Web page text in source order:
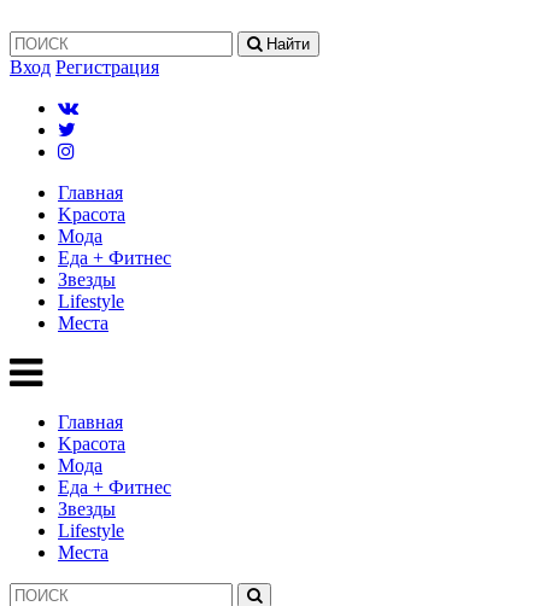
Найти
Вход Регистрация
Главная
Kрасота
Мода
Еда + Фитнес
Звезды
Lifestyle
Mеста
Главная
Kрасота
Мода
Еда + Фитнес
Звезды
Lifestyle
Mеста